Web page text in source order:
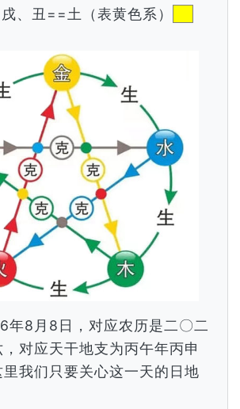
、丑==土（表黄色系）
年8月8日，对应农历是二〇二
对应天干地支为丙午年丙申
里我们只要关心这一天的日地